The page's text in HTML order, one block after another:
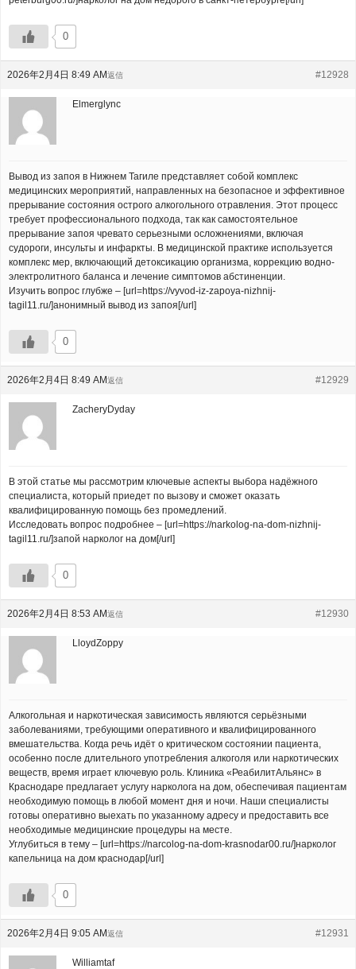
0
2026年2月4日 8:49 AM #12928
返信
Elmerglync
Вывод из запоя в Нижнем Тагиле представляет собой комплекс
медицинских мероприятий, направленных на безопасное и эффективное
прерывание состояния острого алкогольного отравления. Этот процесс
требует профессионального подхода, так как самостоятельное
прерывание запоя чревато серьезными осложнениями, включая
судороги, инсульты и инфаркты. В медицинской практике используется
комплекс мер, включающий детоксикацию организма, коррекцию водно-
электролитного баланса и лечение симптомов абстиненции.
Изучить вопрос глубже – [url=https://vyvod-iz-zapoya-nizhnij-
tagil11.ru/]анонимный вывод из запоя[/url]
0
2026年2月4日 8:49 AM #12929
返信
ZacheryDyday
В этой статье мы рассмотрим ключевые аспекты выбора надёжного
специалиста, который приедет по вызову и сможет оказать
квалифицированную помощь без промедлений.
Исследовать вопрос подробнее – [url=https://narkolog-na-dom-nizhnij-
tagil11.ru/]запой нарколог на дом[/url]
0
2026年2月4日 8:53 AM #12930
返信
LloydZoppy
Алкогольная и наркотическая зависимость являются серьёзными
заболеваниями, требующими оперативного и квалифицированного
вмешательства. Когда речь идёт о критическом состоянии пациента,
особенно после длительного употребления алкоголя или наркотических
веществ, время играет ключевую роль. Клиника «РеабилитАльянс» в
Краснодаре предлагает услугу нарколога на дом, обеспечивая пациентам
необходимую помощь в любой момент дня и ночи. Наши специалисты
готовы оперативно выехать по указанному адресу и предоставить все
необходимые медицинские процедуры на месте.
Углубиться в тему – [url=https://narcolog-na-dom-krasnodar00.ru/]нарколог
капельница на дом краснодар[/url]
0
2026年2月4日 9:05 AM #12931
返信
Williamtaf